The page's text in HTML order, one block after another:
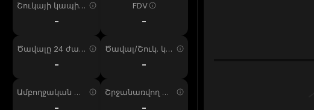
Շուկայի կապիտ
-
FDV
-
Ծավալը 24 ժամ
-
Ծավալ/Շուկ. կա
-
Ամբողջական առ
-
Շրջանառվող առ
-